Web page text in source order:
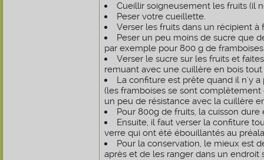
Cueillir soigneusement les fruits (il
Peser votre cueillette.
Verser les fruits dans un récipient à
Peser un peu moins de sucre que
par exemple pour 800 g de
Verser le sucre sur les fruits et
remuant avec une cuillère en bois
La confiture est prête quand il n'y
(les framboises se sont
un peu de résistance avec la cuillère
Pour 800g de fruits, la cuisson dure
Ensuite, il faut verser la confiture
verre qui ont été ébouillantés au
Pour la conservation, le mieux est
après et de les ranger dans un endroit